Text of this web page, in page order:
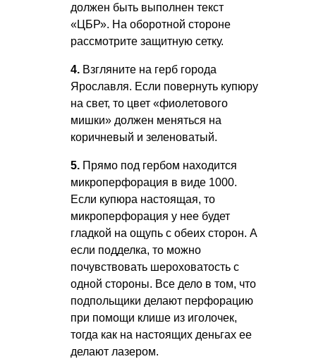
должен быть выполнен текст
«ЦБР». На оборотной стороне
рассмотрите защитную сетку.
4. Взгляните на герб города
Ярославля. Если повернуть купюру
на свет, то цвет «фиолетового
мишки» должен меняться на
коричневый и зеленоватый.
5. Прямо под гербом находится
микроперфорация в виде 1000.
Если купюра настоящая, то
микроперфорация у нее будет
гладкой на ощупь с обеих сторон. А
если подделка, то можно
почувствовать шероховатость с
одной стороны. Все дело в том, что
подпольщики делают перфорацию
при помощи клише из иголочек,
тогда как на настоящих деньгах ее
делают лазером.